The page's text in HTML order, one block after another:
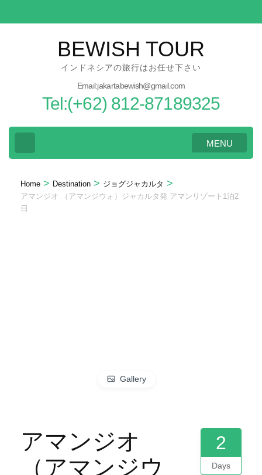
to
BEWISH TOUR
インドネシアの旅行はお任せ下さい
Email:jakartabewish@gmail.com
Tel:(+62) 812-87189325
MENU
Home > Destination > ジョグジャカルタ >
アマンジオ （アマンジウォ）ジャカルタ発 アマンリゾート1泊2
日
Gallery
アマンジオ
（アマンジウ
2
Days